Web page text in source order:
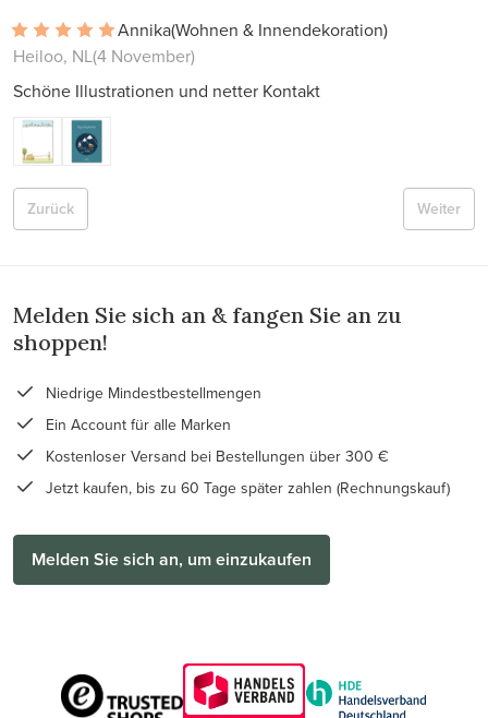
Annika(Wohnen & Innendekoration)
Heiloo, NL(4 November)
Schöne Illustrationen und netter Kontakt
Weiter
Zurück
Melden Sie sich an & fangen Sie an zu
shoppen!
Niedrige Mindestbestellmengen
Ein Account für alle Marken
Kostenloser Versand bei Bestellungen über 300 €
Jetzt kaufen, bis zu 60 Tage später zahlen (Rechnungskauf)
Melden Sie sich an, um einzukaufen